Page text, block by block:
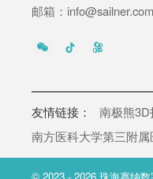
邮箱：info@sailner.com
友情链接： 南极熊3D
南方医科大学第三附属